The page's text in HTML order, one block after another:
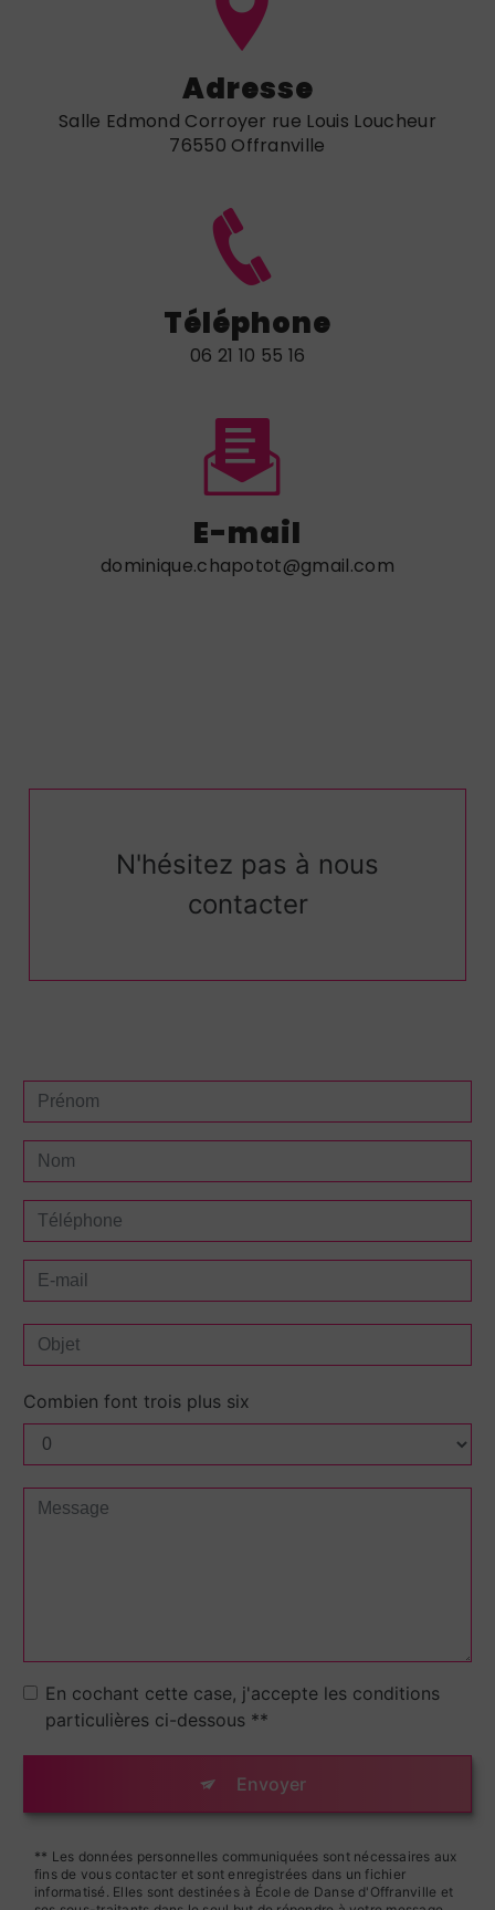
Adresse
Salle Edmond Corroyer rue Louis Loucheur
76550 Offranville
Téléphone
06 21 10 55 16
E-mail
dominique.chapotot@gmail.com
N'hésitez pas à nous
contacter
Combien font trois plus six
En cochant cette case, j'accepte les conditions
particulières ci-dessous **
Envoyer
** Les données personnelles communiquées sont nécessaires aux
fins de vous contacter et sont enregistrées dans un fichier
informatisé. Elles sont destinées à École de Danse d'Offranville et